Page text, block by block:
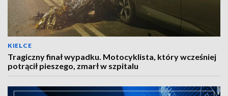
KIELCE
Tragiczny finał wypadku. Motocyklista, który wcześniej
potrącił pieszego, zmarł w szpitalu